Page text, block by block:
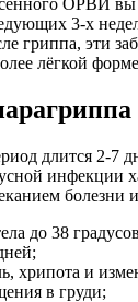
3-х
гриппа, эти
лёгкой
длится 2-7
инфекции
болезни
до 38
хрипота и
в груди;